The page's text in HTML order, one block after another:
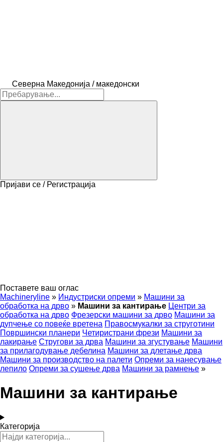
Северна Македонија / македонски
Пријави се / Регистрација
Поставете ваш оглас
Machineryline » Индустриски опреми » Машини за
обработка на дрво » Машини за кантирање Центри за
обработка на дрво Фрезерски машини за дрво Машини за
дупчење со повеќе вретена Правосмукалки за струготини
Површински планери Четиристрани фрези Машини за
лакирање Стругови за дрва Машини за згустување Машини
за прилагодување дебелина Машини за длетање дрва
Машини за производство на палети Опреми за нанесување
лепило Опреми за сушење дрва Машини за рамнење »
Машини за кантирање
Категорија